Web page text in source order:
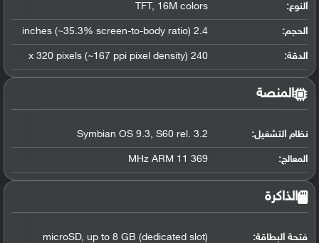
النوع: TFT, 16M colors
الحجم: 2.4 inches (~35.3% screen-to-body ratio)
الدقة: 240 x 320 pixels (~167 ppi pixel density)
المنصة
نظام التشغيل:
Symbian OS 9.3, S60 rel. 3.2
المعالج:
369 MHz ARM 11
الذاكرة
فتحة البطاقة: microSD, up to 8 GB (dedicated slot)